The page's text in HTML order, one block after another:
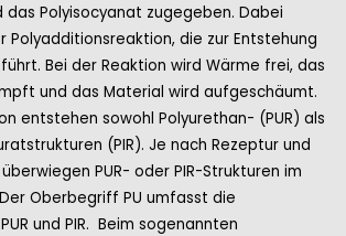
das Polyisocyanat zugegeben. Dabei
Polyadditionsreaktion, die zur Entstehung
Bei der Reaktion wird Wärme frei, das
und das Material wird aufgeschäumt.
entstehen sowohl Polyurethan- (PUR) als
(PIR). Je nach Rezeptur und
PUR- oder PIR-Strukturen im
Oberbegriff PU umfasst die
und PIR. Beim sogenannten